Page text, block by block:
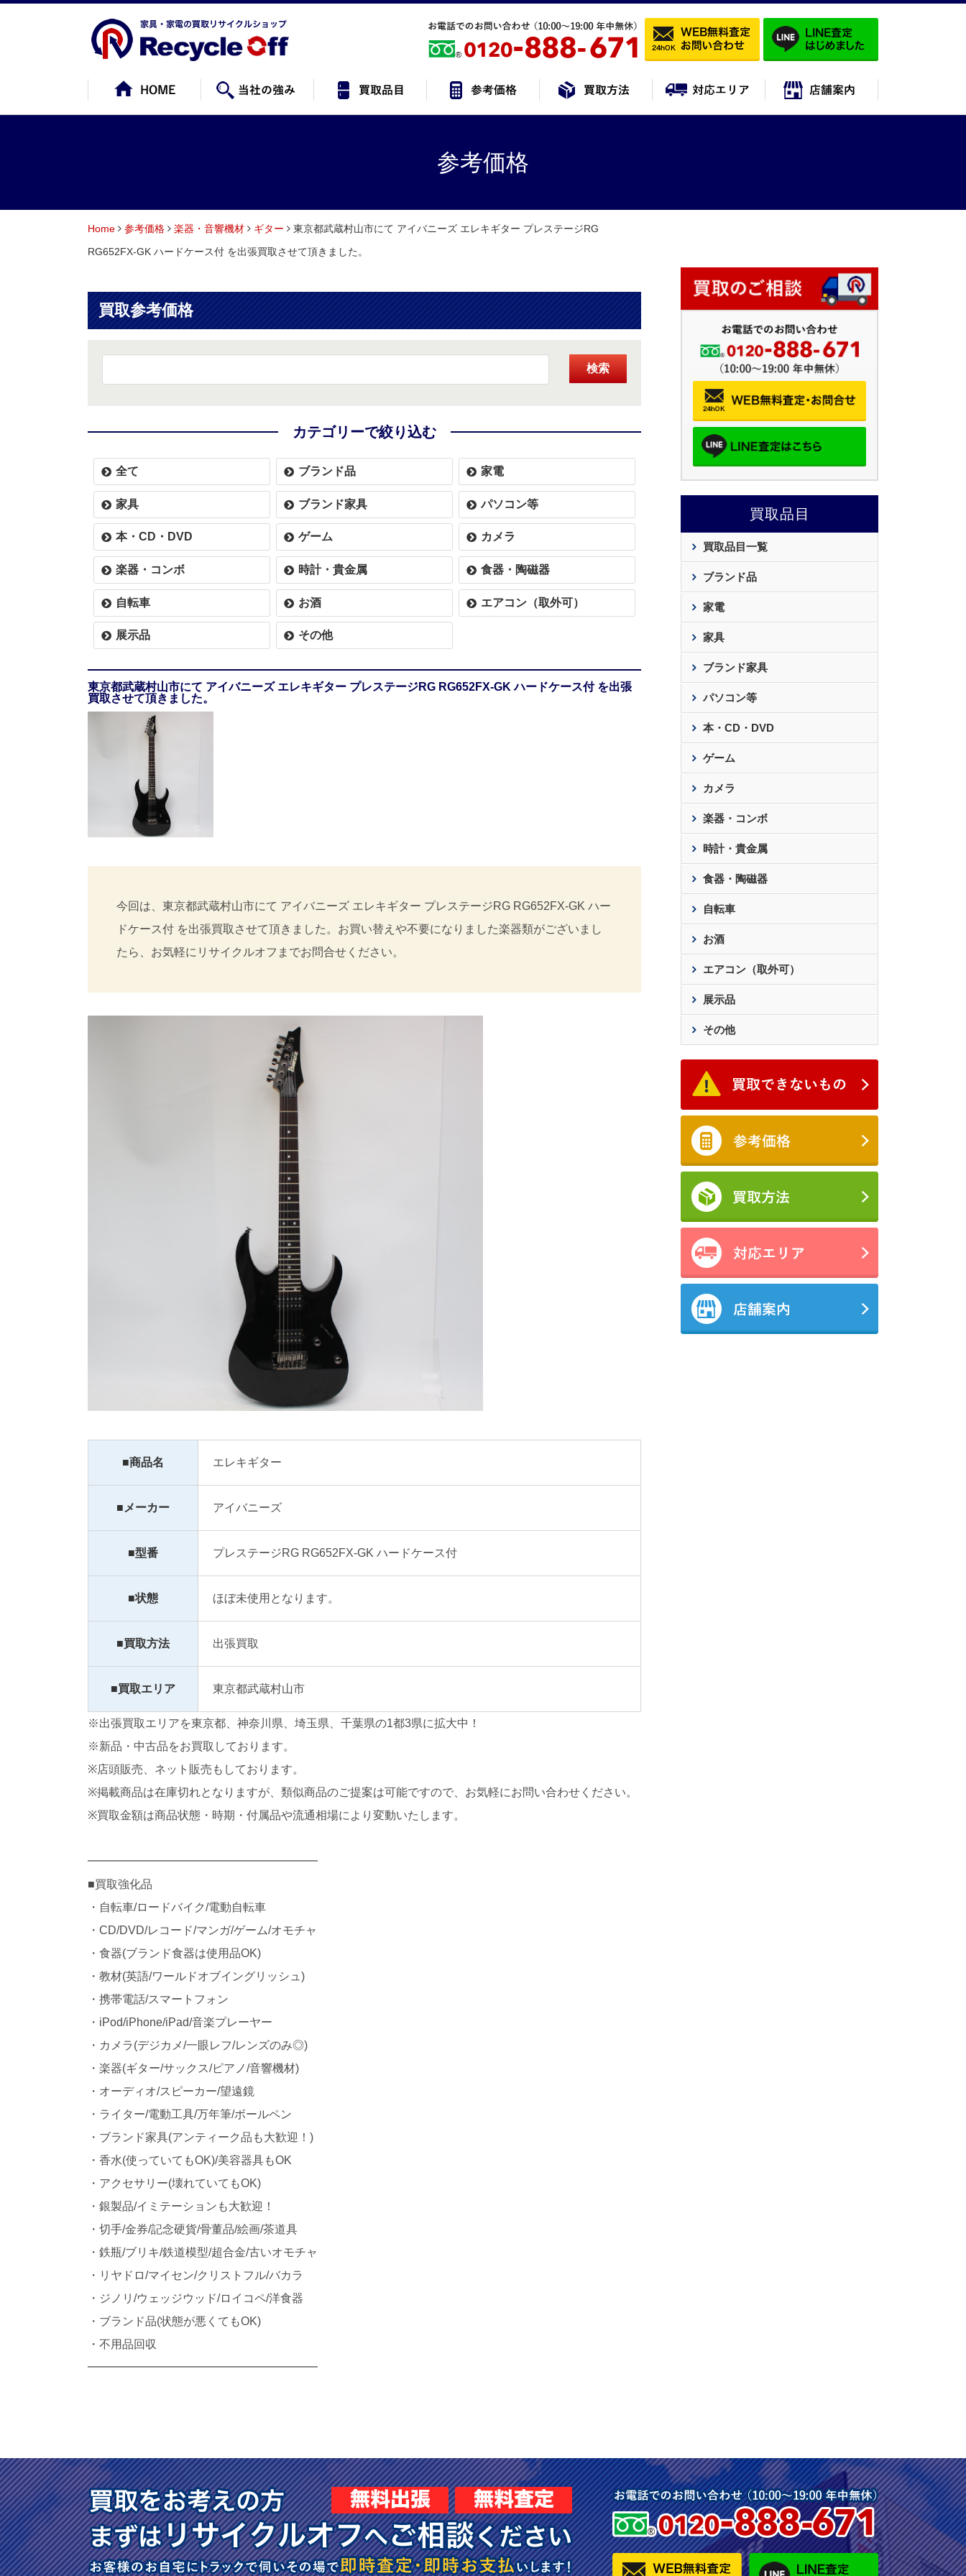
参考価格
Home 参考価格 楽器・音響機材 ギター
東京都武蔵村山市にて アイバニーズ エレキギター プレステージRG
RG652FX-GK ハードケース付 を出張買取させて頂きました。
買取参考価格
検索
カテゴリーで絞り込む
全て ブランド品 家電
家具 ブランド家具 パソコン等
本・CD・DVD ゲーム カメラ
楽器・コンボ 時計・貴金属 食器・陶磁器
自転車 お酒 エアコン（取外可）
展示品 その他
東京都武蔵村山市にて アイバニーズ エレキギター プレステージRG RG652FX-GK ハードケース付 を出張
買取させて頂きました。
今回は、東京都武蔵村山市にて アイバニーズ エレキギター プレステージRG RG652FX-GK ハー
ドケース付 を出張買取させて頂きました。お買い替えや不要になりました楽器類がございまし
たら、お気軽にリサイクルオフまでお問合せください。
■商品名 エレキギター
■メーカー アイバニーズ
■型番 プレステージRG RG652FX-GK ハードケース付
■状態 ほぼ未使用となります。
■買取方法 出張買取
■買取エリア 東京都武蔵村山市
※出張買取エリアを東京都、神奈川県、埼玉県、千葉県の1都3県に拡大中！
※新品・中古品をお買取しております。
※店頭販売、ネット販売もしております。
※掲載商品は在庫切れとなりますが、類似商品のご提案は可能ですので、お気軽にお問い合わせください。
※買取金額は商品状態・時期・付属品や流通相場により変動いたします。
━━━━━━━━━━━━━━━━━━━━
■買取強化品
・自転車/ロードバイク/電動自転車
・CD/DVD/レコード/マンガ/ゲーム/オモチャ
・食器(ブランド食器は使用品OK)
・教材(英語/ワールドオブイングリッシュ)
・携帯電話/スマートフォン
・iPod/iPhone/iPad/音楽プレーヤー
・カメラ(デジカメ/一眼レフ/レンズのみ◎)
・楽器(ギター/サックス/ピアノ/音響機材)
・オーディオ/スピーカー/望遠鏡
・ライター/電動工具/万年筆/ボールペン
・ブランド家具(アンティーク品も大歓迎！)
・香水(使っていてもOK)/美容器具もOK
・アクセサリー(壊れていてもOK)
・銀製品/イミテーションも大歓迎！
・切手/金券/記念硬貨/骨董品/絵画/茶道具
・鉄瓶/ブリキ/鉄道模型/超合金/古いオモチャ
・リヤドロ/マイセン/クリストフル/バカラ
・ジノリ/ウェッジウッド/ロイコペ/洋食器
・ブランド品(状態が悪くてもOK)
・不用品回収
━━━━━━━━━━━━━━━━━━━━
買取品目
買取品目一覧
ブランド品
家電
家具
ブランド家具
パソコン等
本・CD・DVD
ゲーム
カメラ
楽器・コンボ
時計・貴金属
食器・陶磁器
自転車
お酒
エアコン（取外可）
展示品
その他